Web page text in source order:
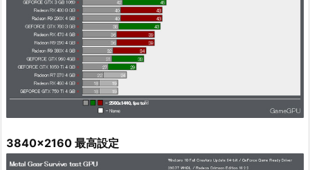
3840x2160 最高設定